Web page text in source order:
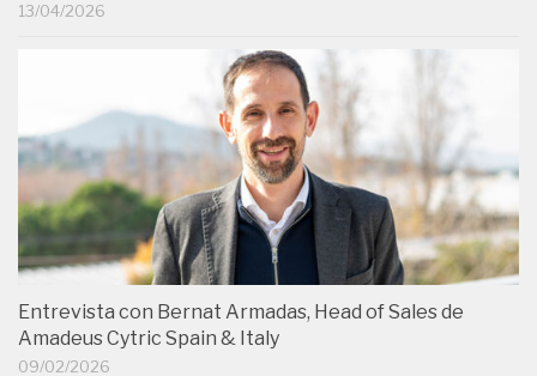
13/04/2026
Entrevista con Bernat Armadas, Head of Sales de
Amadeus Cytric Spain & Italy
09/02/2026